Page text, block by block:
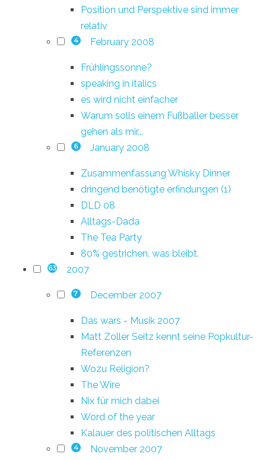
Position und Perspektive sind immer
relativ
4 February 2008
Frühlingssonne?
speaking in italics
es wird nicht einfacher
Warum solls einem Fußballer besser
gehen als mir...
6 January 2008
Zusammenfassung Whisky Dinner
dringend benötigte erfindungen (1)
DLD 08
Alltags-Dada
The Tea Party
80% gestrichen. was bleibt.
63 2007
7 December 2007
Das wars - Musik 2007
Matt Zoller Seitz kennt seine Popkultur-
Referenzen
Wozu Religion?
The Wire
Nix für mich dabei
Word of the year
Kalauer des politischen Alltags
4 November 2007